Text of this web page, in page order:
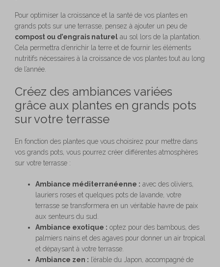
Pour optimiser la croissance et la santé de vos plantes en
grands pots sur une terrasse, pensez à ajouter un peu de
compost ou d’engrais naturel au sol lors de la plantation.
Cela permettra d’enrichir la terre et de fournir les éléments
nutritifs nécessaires à la croissance de vos plantes tout au long
de l’année.
Créez des ambiances variées
grâce aux plantes en grands pots
sur votre terrasse
En fonction des plantes que vous choisirez pour mettre dans
vos grands pots, vous pourrez créer différentes atmosphères
sur votre terrasse :
Ambiance méditerranéenne : avec des oliviers,
lauriers roses et quelques pots de lavande, votre
terrasse se transformera en un véritable havre de paix
aux senteurs du sud.
Ambiance exotique : optez pour des bambous, des
palmiers nains et des agaves pour donner un air tropical
et dépaysant à votre terrasse.
Ambiance zen : l’érable du Japon, accompagné de